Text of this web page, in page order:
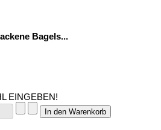
Bagels...
EINGEBEN!